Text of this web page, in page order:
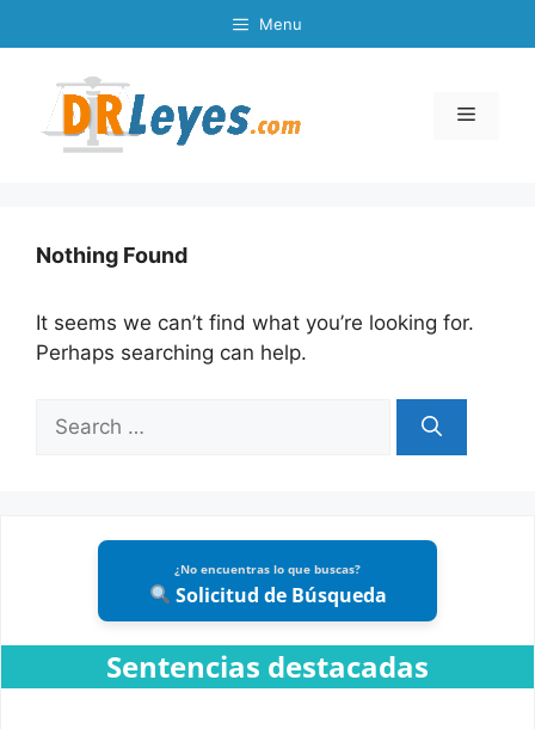
to
Menu
Menu
Nothing Found
It seems we can’t find what you’re looking for.
Perhaps searching can help.
for:
¿No encuentras lo que buscas?
Solicitud de Búsqueda
Sentencias destacadas